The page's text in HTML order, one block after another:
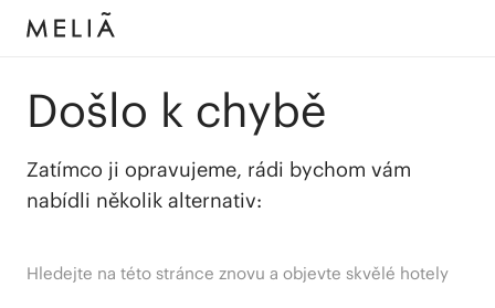
Došlo k chybě
Zatímco ji opravujeme, rádi bychom vám
nabídli několik alternativ:
Hledejte na této stránce znovu a objevte skvělé hotely